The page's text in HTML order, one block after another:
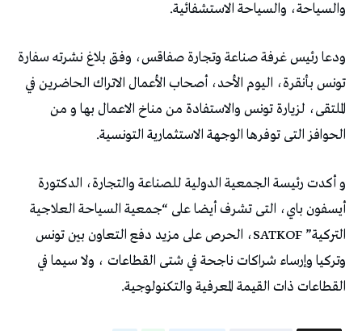
والسياحة، والسياحة الاستشفائية.
ودعا رئيس غرفة صناعة وتجارة صفاقس، وفق بلاغ نشرته سفارة
تونس بأنقرة، اليوم الأحد، أصحاب الأعمال الاتراك الحاضرين في
الملتقى، لزيارة تونس والاستفادة من مناخ الاعمال بها و من
الحوافز التى توفرها الوجهة الاستثمارية التونسية.
و أكدت رئيسة الجمعية الدولية للصناعة والتجارة، الدكتورة
أيسفون باي، التى تشرف أيضا على “جمعية السياحة العلاجية
التركية” SATKOF، الحرص على مزيد دفع التعاون بين تونس
وتركيا وإرساء شراكات ناجحة في شتى القطاعات ، ولا سيما في
القطاعات ذات القيمة المعرفية والتكنولوجية.